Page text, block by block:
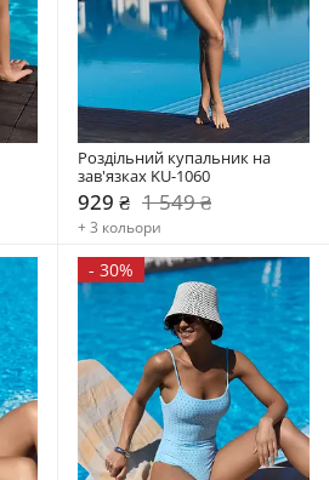
Роздільний купальник на
зав'язках KU-1060
929 ₴ 1 549 ₴
+ 3 кольори
- 30%